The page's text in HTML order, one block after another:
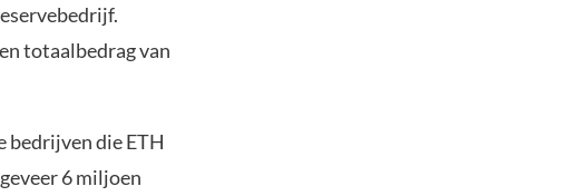
totaalbedrag van
bedrijven die ETH
6 miljoen